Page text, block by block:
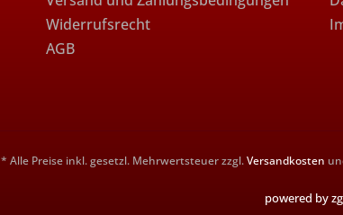
Widerrufsrecht
AGB
* Alle Preise inkl. gesetzl. Mehrwertsteuer zzgl.Versandkosten
powered by